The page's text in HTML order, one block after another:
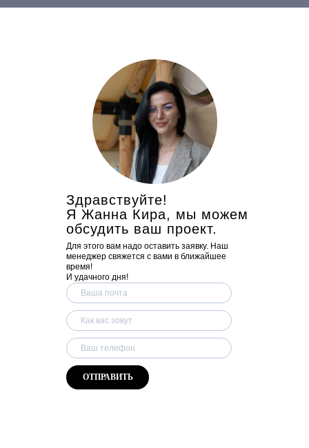
ОТПРАВИТЬ
Здравствуйте!
Я Жанна Кира, мы можем
обсудить ваш проект.
Для этого вам надо оставить заявку. Наш
менеджер свяжется с вами в ближайшее
время!
И удачного дня!